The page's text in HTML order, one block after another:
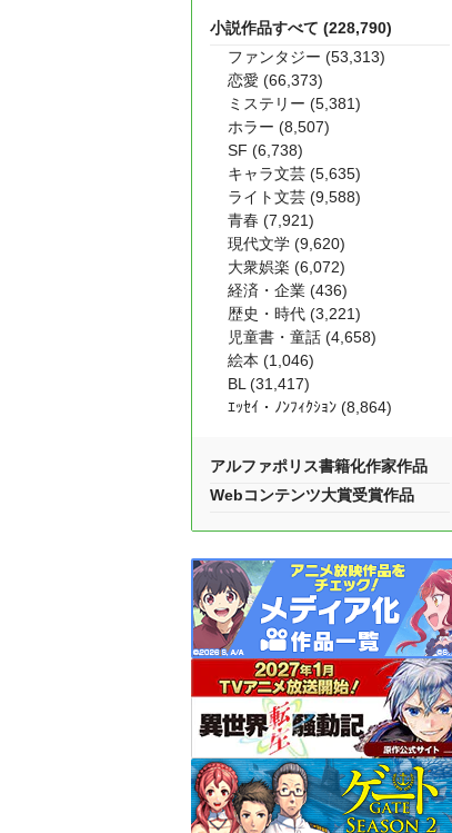
小説作品すべて (228,790)
ファンタジー (53,313)
恋愛 (66,373)
ミステリー (5,381)
ホラー (8,507)
SF (6,738)
キャラ文芸 (5,635)
ライト文芸 (9,588)
青春 (7,921)
現代文学 (9,620)
大衆娯楽 (6,072)
経済・企業 (436)
歴史・時代 (3,221)
児童書・童話 (4,658)
絵本 (1,046)
BL (31,417)
ｴｯｾｲ・ﾉﾝﾌｨｸｼｮﾝ (8,864)
アルファポリス書籍化作家作品
Webコンテンツ大賞受賞作品